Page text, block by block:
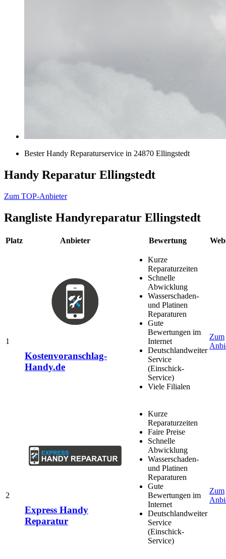
Bester Handy Reparaturservice in 24870 Ellingstedt
Handy Reparatur Ellingstedt
Zum TOP-Anbieter
Rangliste Handyreparatur Ellingstedt
Platz Anbieter Bewertung
1
Kostenvoranschlag-
Handy.de
Kurze
Reparaturzeiten
Schnelle
Abwicklung
Wasserschaden-
und Platinen
Reparaturen
Gute
Bewertungen im
Internet
Deutschlandweiter
Service
(Einschick-
Service)
Viele Filialen
Zum
2
Express Handy
Reparatur
Kurze
Reparaturzeiten
Faire Preise
Schnelle
Abwicklung
Wasserschaden-
und Platinen
Reparaturen
Gute
Bewertungen im
Internet
Deutschlandweiter
Service
(Einschick-
Service)
Zum